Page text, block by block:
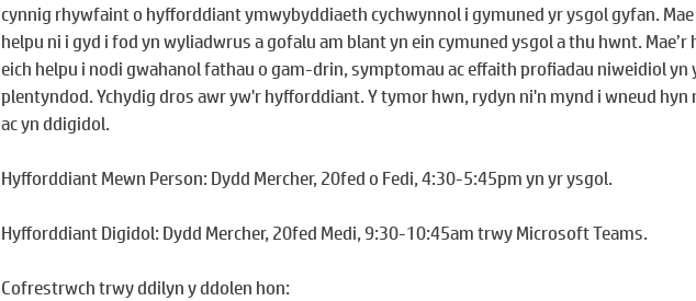
cynnig rhywfaint o hyfforddiant ymwybyddiaeth cychwynnol i gymuned yr ysgol gyfan. Mae
helpu ni i gyd i fod yn wyliadwrus a gofalu am blant yn ein cymuned ysgol a thu hwnt.
eich helpu i nodi gwahanol fathau o gam-drin, symptomau ac effaith profiadau niweidiol yn
plentyndod. Ychydig dros awr yw'r hyfforddiant. Y tymor hwn, rydyn ni'n mynd i wneud hyn
ac yn ddigidol.
Hyfforddiant Mewn Person: Dydd Mercher, 20fed o Fedi, 4:30-5:45pm yn yr ysgol.
Hyfforddiant Digidol: Dydd Mercher, 20fed Medi, 9:30-10:45am trwy Microsoft Teams.
Cofrestrwch trwy ddilyn y ddolen hon: